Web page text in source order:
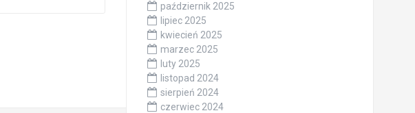
październik 2025
lipiec 2025
kwiecień 2025
marzec 2025
luty 2025
listopad 2024
sierpień 2024
czerwiec 2024